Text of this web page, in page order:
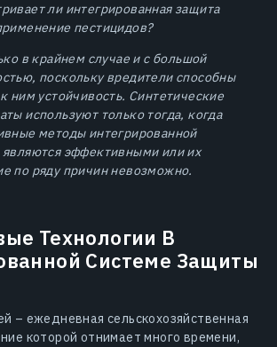
ли интегрированная защита
пестицидов?
в крайнем случае и с большой
поскольку вредители способны
ним устойчивость. Синтетические
используют только тогда, когда
методы интегрированной
эффективными или их
по ряду причин невозможно.
Технологии В
Системе Защиты
– ежедневная сельскохозяйственная
которой отнимает много времени,